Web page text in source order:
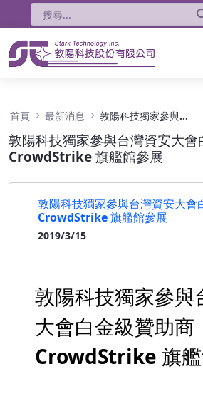
首頁 最新消息 敦陽科技獨家參與台灣資安大會白金級贊助商 CrowdStrike 旗艦館參展
敦陽科技獨家參與台灣資安大
CrowdStrike 旗艦館參展
敦陽科技獨家參與台灣資安大會
CrowdStrike 旗艦館參展
2019/3/15
敦陽科技獨家參與
大會白金級贊助商
CrowdStrike 旗